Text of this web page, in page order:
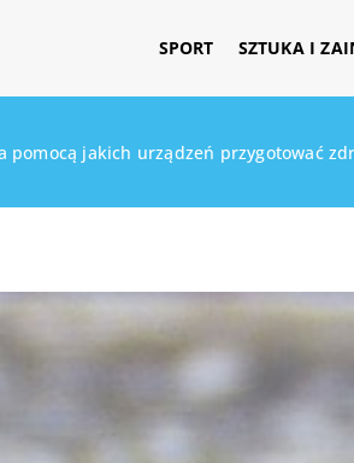
SPORT SZTUKA I
pomocą jakich urządzeń przygotować